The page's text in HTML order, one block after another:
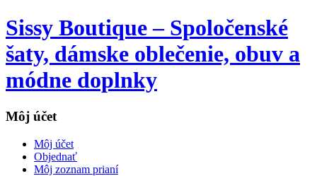
Sissy Boutique – Spoločenské
šaty, dámske oblečenie, obuv a
módne doplnky
Môj účet
Môj účet
Objednať
Môj zoznam prianí